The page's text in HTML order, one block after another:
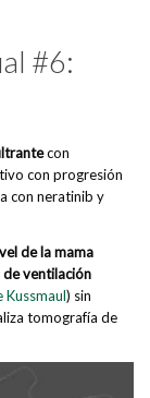
#6:
con
con progresión
con neratinib y
de la mama
ventilación
) sin
tomografía de